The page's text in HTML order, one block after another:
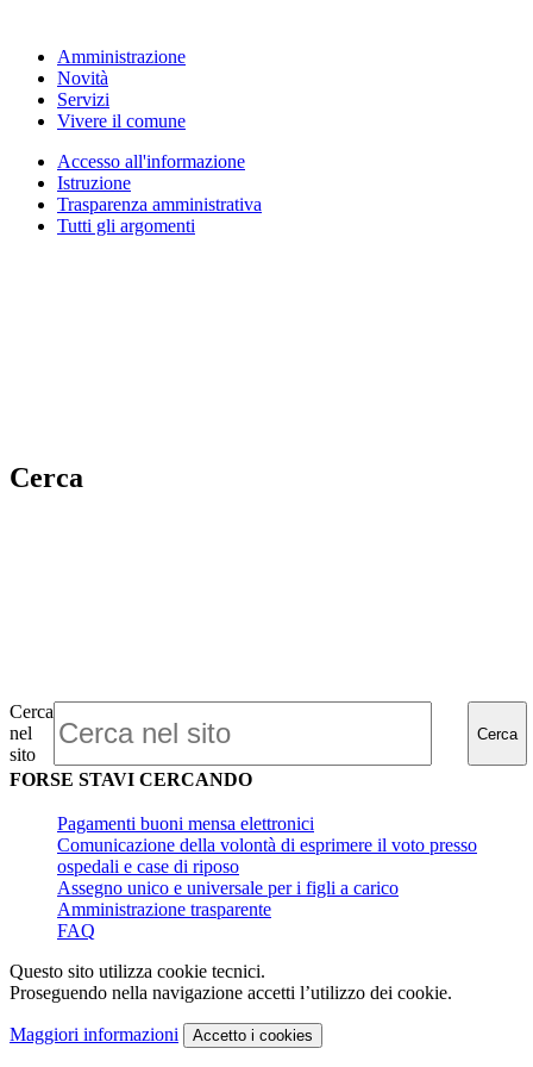
Amministrazione
Novità
Servizi
Vivere il comune
Accesso all'informazione
Istruzione
Trasparenza amministrativa
Tutti gli argomenti
Cerca
Cerca
nel
sito
Cerca
FORSE STAVI CERCANDO
Pagamenti buoni mensa elettronici
Comunicazione della volontà di esprimere il voto presso
ospedali e case di riposo
Assegno unico e universale per i figli a carico
Amministrazione trasparente
FAQ
Questo sito utilizza cookie tecnici.
Proseguendo nella navigazione accetti l’utilizzo dei cookie.
Maggiori informazioni Accetto i cookies